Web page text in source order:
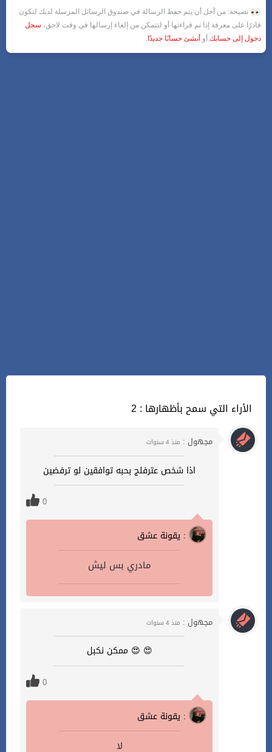
نصيحة: من أجل أن يتم حفظ الرسالة في صندوق الرسائل المرسلة لديك لتكون
قادرًا على معرفة إذا تم قراءتها أو لتتمكن من إلغاء إرسالها في وقت لاحق، سجل
دخول إلى حسابك أو أنشئ حسابًا جديدًا .
2 : الأراء التي سمح بأظهارها
مجهول : منذ 4 سنوات
اذا شخص عترفلج بحبه توافقين لو ترفضين
0
يقونة عشق :
مادري بس ليش
مجهول : منذ 4 سنوات
😍 😍 ممكن نكبل
0
يقونة عشق :
لا